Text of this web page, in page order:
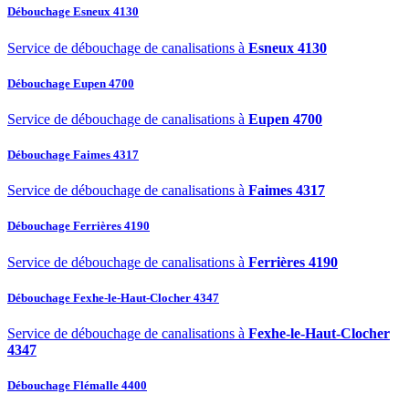
Débouchage Esneux 4130
Service de débouchage de canalisations à Esneux 4130
Débouchage Eupen 4700
Service de débouchage de canalisations à Eupen 4700
Débouchage Faimes 4317
Service de débouchage de canalisations à Faimes 4317
Débouchage Ferrières 4190
Service de débouchage de canalisations à Ferrières 4190
Débouchage Fexhe-le-Haut-Clocher 4347
Service de débouchage de canalisations à Fexhe-le-Haut-Clocher
4347
Débouchage Flémalle 4400